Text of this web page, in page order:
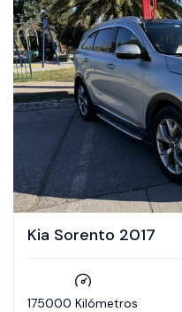
Kia Sorento 2017
175000 Kilómetros